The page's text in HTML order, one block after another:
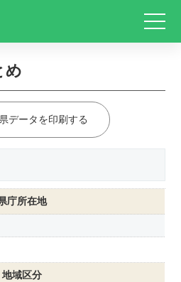
め
データを印刷する
庁所在地
地域区分